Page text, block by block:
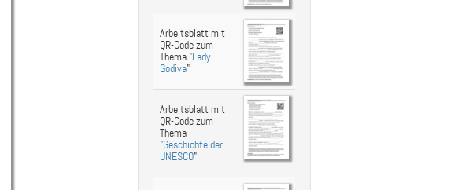
Arbeitsblatt mit
QR-Code zum
Thema "Lady
Godiva"
Arbeitsblatt mit
QR-Code zum
Thema
"Geschichte der
UNESCO"